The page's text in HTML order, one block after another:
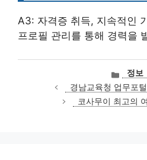
A3: 자격증 취득, 지속적인
프로필 관리를 통해 경력을
카
테
고
리
정보
경남교육청 업무포
코사무이 최고의